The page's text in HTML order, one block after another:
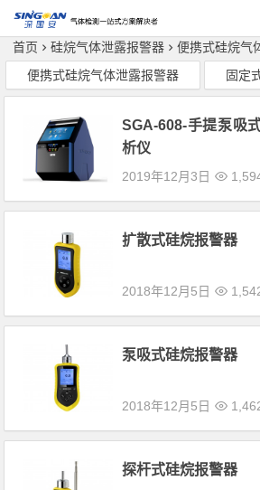
深国安
首页 硅烷气体泄露报警器
便携式硅烷气
便携式硅烷气体泄露报警器
固定
SGA-608-手提泵吸
析仪
2019年12月3日
扩散式硅烷报警器
2018年12月5日
泵吸式硅烷报警器
2018年12月5日
探杆式硅烷报警器